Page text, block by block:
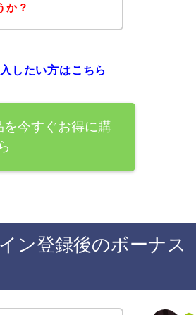
か？
したい方はこちら
今すぐお得に購
ン登録後のボーナス